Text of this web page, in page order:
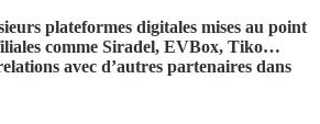
plateformes digitales mises au point
comme Siradel, EVBox, Tiko…
avec d’autres partenaires dans